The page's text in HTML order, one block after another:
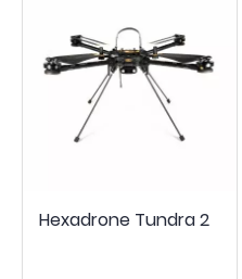
Hexadrone Tundra 2